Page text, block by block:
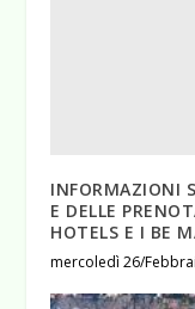
INFORMAZIONI
E DELLE
HOTELS E I BE
mercoledì 26/